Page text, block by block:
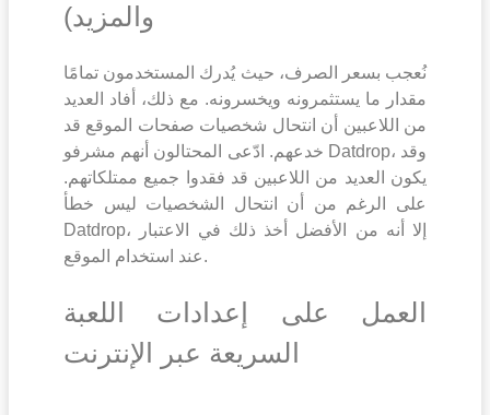
والمزيد)
نُعجب بسعر الصرف، حيث يُدرك المستخدمون تمامًا
مقدار ما يستثمرونه ويخسرونه. مع ذلك، أفاد العديد
من اللاعبين أن انتحال شخصيات صفحات الموقع قد
خدعهم. ادّعى المحتالون أنهم مشرفو Datdrop، وقد
يكون العديد من اللاعبين قد فقدوا جميع ممتلكاتهم.
على الرغم من أن انتحال الشخصيات ليس خطأ
Datdrop، إلا أنه من الأفضل أخذ ذلك في الاعتبار
عند استخدام الموقع.
العمل على إعدادات اللعبة
السريعة عبر الإنترنت